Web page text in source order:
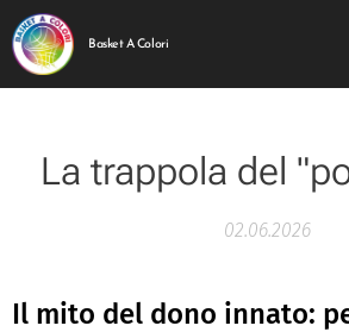
Basket A Colori
La trappola del
02.06.2026
Il mito del dono innato: